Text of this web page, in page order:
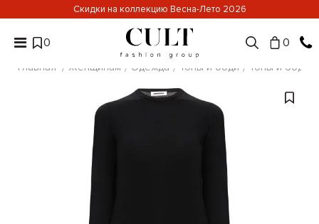
Скидки на коллекцию Весна-Лето 2026
0 0
Главная Женщинам Одежда Топы и боди Топы и боди